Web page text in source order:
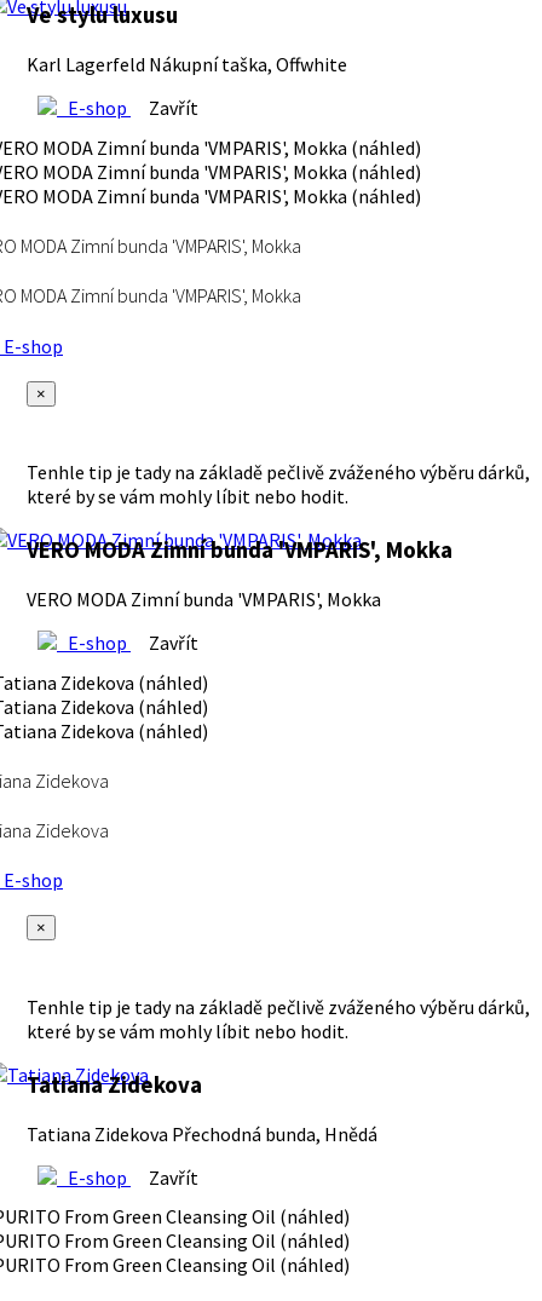
Ve stylu luxusu
Karl Lagerfeld Nákupní taška, Offwhite
E-shop
Zavřít
MODA Zimní bunda 'VMPARIS', Mokka
MODA Zimní bunda 'VMPARIS', Mokka
shop
×
Tenhle tip je tady na základě pečlivě zváženého výběru dárků,
které by se vám mohly líbit nebo hodit.
VERO MODA Zimní bunda 'VMPARIS', Mokka
VERO MODA Zimní bunda 'VMPARIS', Mokka
E-shop
Zavřít
Zidekova
Zidekova
shop
×
Tenhle tip je tady na základě pečlivě zváženého výběru dárků,
které by se vám mohly líbit nebo hodit.
Tatiana Zidekova
Tatiana Zidekova Přechodná bunda, Hnědá
E-shop
Zavřít